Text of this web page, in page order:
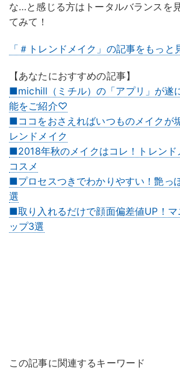
な…と感じる方はトータルバランスを
てみて！
「＃トレンドメイク」の記事をもっと
【あなたにおすすめの記事】
■michill（ミチル）の「アプリ」が遂
能をご紹介♡
■ココをおさえればいつものメイクが
レンドメイク
■2018年秋のメイクはコレ！トレンド
コスメ
■プロセスつきでわかりやすい！艶っ
選
■取り入れるだけで顔面偏差値UP！マ
ップ3選
この記事に関連するキーワード